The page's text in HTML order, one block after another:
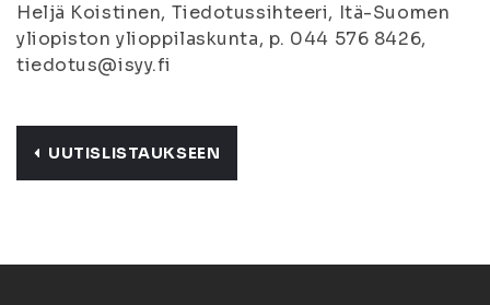
Heljä Koistinen, Tiedotussihteeri, Itä-Suomen
yliopiston ylioppilaskunta, p. 044 576 8426,
tiedotus@isyy.fi
UUTISLISTAUKSEEN